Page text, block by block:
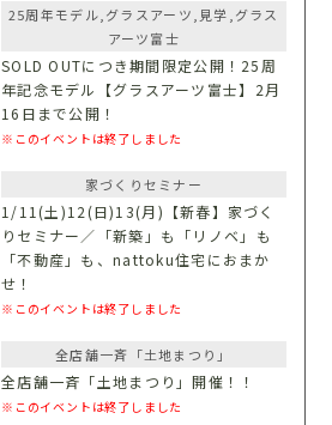
25周年モデル,グラスアーツ,見学,グラス
アーツ富士
SOLD OUTにつき期間限定公開！25周
年記念モデル【グラスアーツ富士】2月
16日まで公開！
※このイベントは終了しました
家づくりセミナー
1/11(土)12(日)13(月)【新春】家づく
りセミナー／「新築」も「リノベ」も
「不動産」も、nattoku住宅におまか
せ！
※このイベントは終了しました
全店舗一斉「土地まつり」
全店舗一斉「土地まつり」開催！！
※このイベントは終了しました